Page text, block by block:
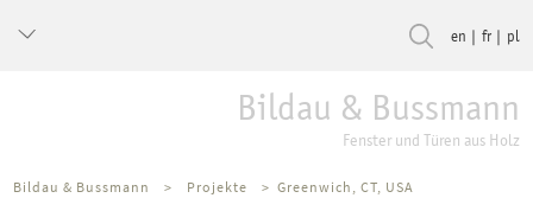
en fr pl
Bildau & Bussmann
Fenster und Türen aus Holz
Bildau & Bussmann > Projekte >Greenwich, CT, USA